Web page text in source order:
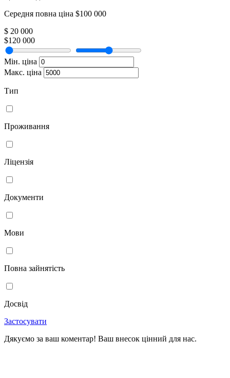
Середня повна ціна $100 000
$ 20 000
$120 000
Мін. ціна
Макс. ціна
Тип
Проживання
Ліцензія
Документи
Мови
Повна зайнятість
Досвід
Застосувати
Дякуємо за ваш коментар! Ваш внесок цінний для нас.